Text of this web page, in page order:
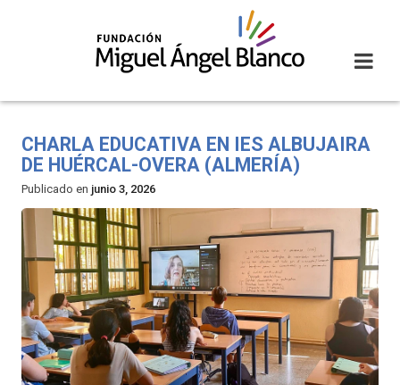
CHARLA EDUCATIVA EN IES ALBUJAIRA
DE HUÉRCAL-OVERA (ALMERÍA)
Publicado en junio 3, 2026